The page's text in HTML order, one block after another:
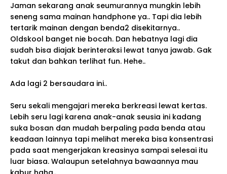
Jaman sekarang anak seumurannya mungkin lebih
seneng sama mainan handphone ya.. Tapi dia lebih
tertarik mainan dengan benda2 disekitarnya..
Oldskool banget nie bocah. Dan hebatnya lagi dia
sudah bisa diajak berinteraksi lewat tanya jawab. Gak
takut dan bahkan terlihat fun. Hehe..
Ada lagi 2 bersaudara ini..
Seru sekali mengajari mereka berkreasi lewat kertas.
Lebih seru lagi karena anak-anak seusia ini kadang
suka bosan dan mudah berpaling pada benda atau
keadaan lainnya tapi melihat mereka bisa konsentrasi
pada saat mengerjakan kreasinya sampai selesai itu
luar biasa. Walaupun setelahnya bawaannya mau